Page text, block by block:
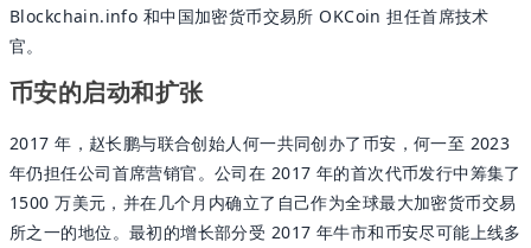
Blockchain.info 和中国加密货币交易所 OKCoin 担任首席技术
官。
币安的启动和扩张
2017 年，赵长鹏与联合创始人何一共同创办了币安，何一至 2023
年仍担任公司首席营销官。公司在 2017 年的首次代币发行中筹集了
1500 万美元，并在几个月内确立了自己作为全球最大加密货币交易
所之一的地位。最初的增长部分受 2017 年牛市和币安尽可能上线多